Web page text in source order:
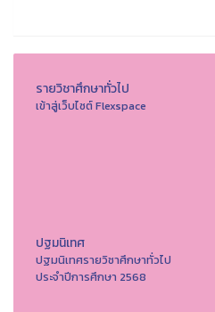
รายวิชาศึกษาทั่วไป
เข้าสู่เว็บไซต์ Flexspace
ปฐมนิเทศ
ปฐมนิเทศรายวิชาศึกษาทั่วไป
ประจำปีการศึกษา 2568